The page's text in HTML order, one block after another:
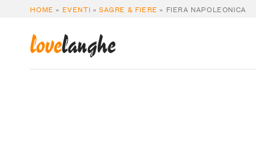
HOME » EVENTI »SAGRE & FIERE » FIERA NAPOLEONICA
lovelanghe